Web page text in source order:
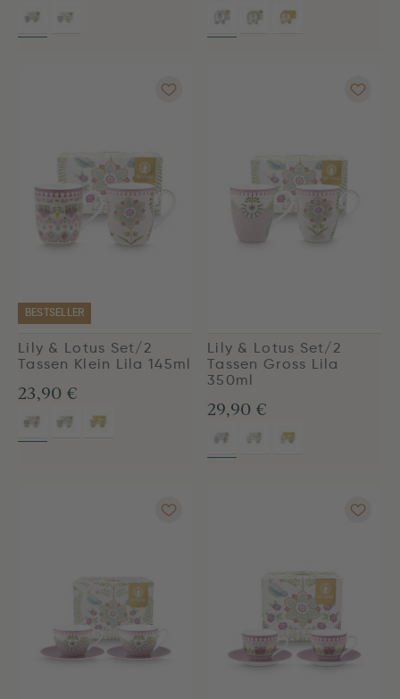
BESTSELLER
Lily & Lotus Set/2
Tassen Klein Lila 145ml
23,90 €
Lily & Lotus Set/2
Tassen Gross Lila
350ml
29,90 €